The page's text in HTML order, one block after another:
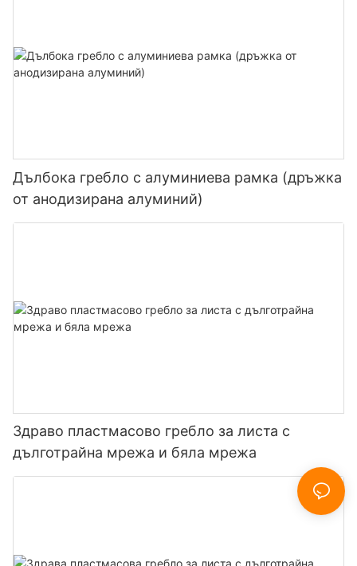
Дълбока гребло с алуминиева рамка (дръжка
от анодизирана алуминий)
Здраво пластмасово гребло за листа с
дълготрайна мрежа и бяла мрежа